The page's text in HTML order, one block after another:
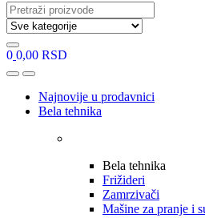
Search
for:
0 0,00 RSD
OpenClose
Najnovije u prodavnici
Bela tehnika
Bela tehnika
Frižideri
Zamrzivači
Mašine za pranje i